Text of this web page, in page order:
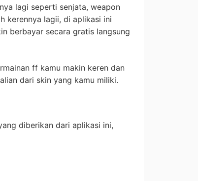
lagi seperti senjata, weapon
kerennya lagii, di aplikasi ini
berbayar secara gratis langsung
ff kamu makin keren dan
dari skin yang kamu miliki.
diberikan dari aplikasi ini,